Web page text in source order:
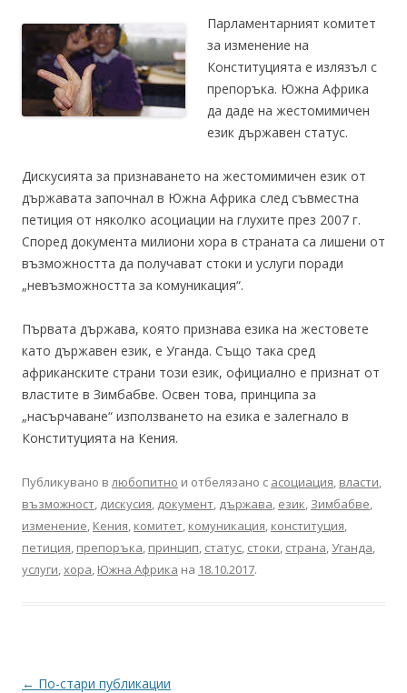
Парламентарният комитет
за изменение на
Конституцията е излязъл с
препоръка. Южна Африка
да даде на жестомимичен
език държавен статус.
Дискусията за признаването на жестомимичен език от
държавата започнал в Южна Африка след съвместна
петиция от няколко асоциации на глухите през 2007 г.
Според документа милиони хора в страната са лишени от
възможността да получават стоки и услуги поради
„невъзможността за комуникация“.
Първата държава, която признава езика на жестовете
като държавен език, е Уганда. Също така сред
африканските страни този език, официално е признат от
властите в Зимбабве. Освен това, принципа за
„насърчаване“ използването на езика е залегнало в
Конституцията на Кения.
Публикувано влюбопитно и отбелязано с асоциация, власти,
възможност, дискусия, документ, държава, език, Зимбабве,
изменение, Кения, комитет, комуникация, конституция,
петиция, препоръка, принцип, статус, стоки, страна,Уганда,
услуги,хора, Южна Африка на 18.10.2017.
Навигация
← По-стари публикации